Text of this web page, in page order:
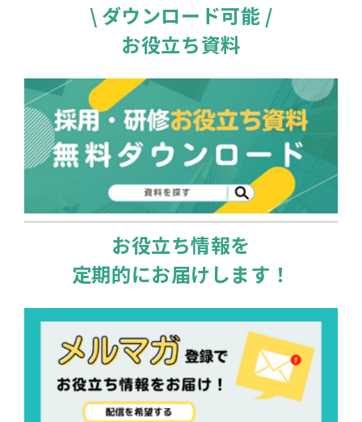
\ ダウンロード可能 /
お役立ち資料
お役立ち情報を
定期的にお届けします！